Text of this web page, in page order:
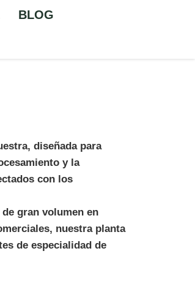
BLOG
diseñada para
y la
con los
gran volumen en
nuestra planta
de especialidad de